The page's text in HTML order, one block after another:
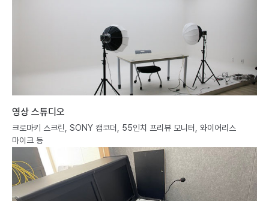
영상 스튜디오
크로마키 스크린, SONY 캠코더, 55인치 프리뷰 모니터, 와이어리스
마이크 등